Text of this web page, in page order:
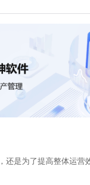
还是为了提高整体运营